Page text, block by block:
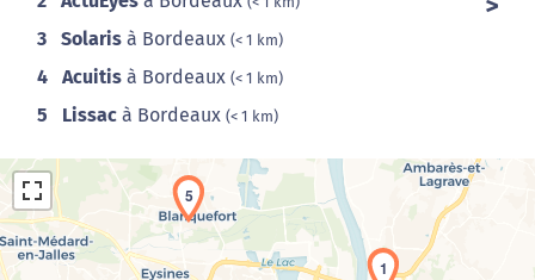
3 Solaris à Bordeaux (< 1 km)
4 Acuitis à Bordeaux (< 1 km)
5 Lissac à Bordeaux (< 1 km)
1
5